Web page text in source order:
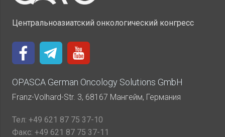
Центральноазиатский онкологический конгресс
OPASCA German Oncology Solutions GmbH
Franz-Volhard-Str. 3, 68167 Мангейм, Германия
Тел: +49 621 87 75 37-10
Факс: +49 621 87 75 37-11